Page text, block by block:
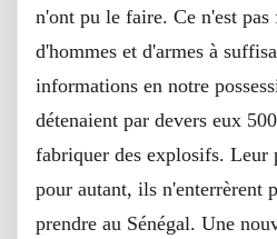
n'ont pu le faire. Ce n'est pas
d'hommes et d'armes à
informations en notre
détenaient par devers eux
fabriquer des explosifs. Leur
pour autant, ils n'enterrèrent
prendre au Sénégal. Une